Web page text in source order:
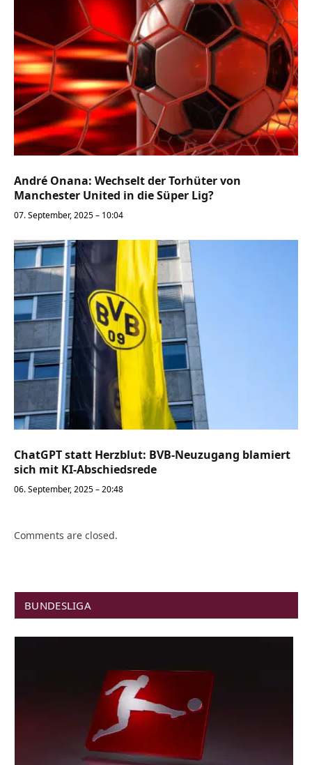
André Onana: Wechselt der Torhüter von
Manchester United in die Süper Lig?
07. September, 2025 – 10:04
ChatGPT statt Herzblut: BVB-Neuzugang blamiert
sich mit KI-Abschiedsrede
06. September, 2025 – 20:48
Comments are closed.
BUNDESLIGA